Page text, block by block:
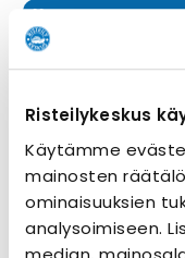
Risteilykeskus
Käytämme
mainosten
ominaisuuksien
analysoimiseen.
[[names.ship !=
Risteilyn kesto